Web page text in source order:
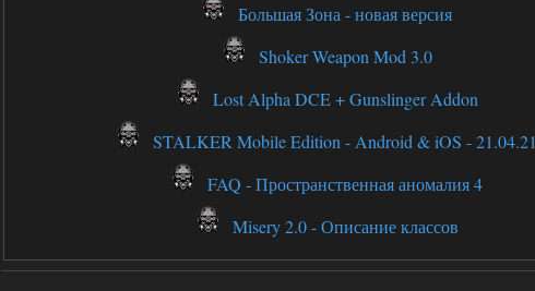
Большая Зона - новая версия
Shoker Weapon Mod 3.0
Lost Alpha DCE + Gunslinger Addon
STALKER Mobile Edition - Android & iOS - 21.04.21
FAQ - Пространственная аномалия 4
Misery 2.0 - Описание классов